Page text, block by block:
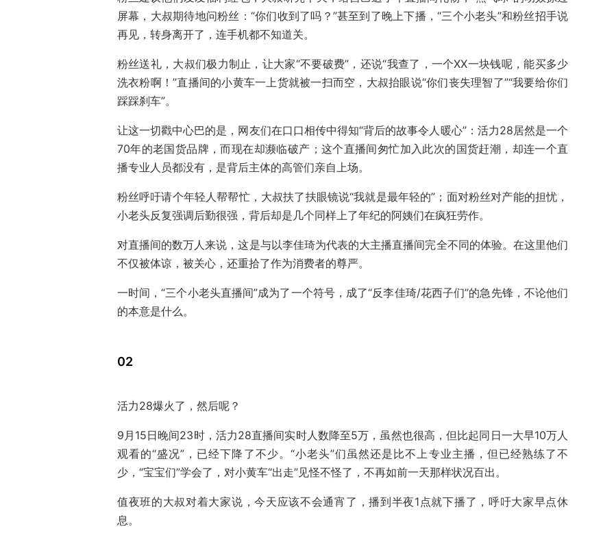
屏幕，大叔期待地问粉丝：“你们收到了吗？”甚至到了晚上下播，“三个小老头”和粉丝招手说
再见，转身离开了，连手机都不知道关。
粉丝送礼，大叔们极力制止，让大家“不要破费”，还说“我查了，一个XX一块钱呢，能买多少
洗衣粉啊！”直播间的小黄车一上货就被一扫而空，大叔抬眼说“你们丧失理智了”“我要给你们
踩踩刹车”。
让这一切戳中心巴的是，网友们在口口相传中得知“背后的故事令人暖心”：活力28居然是一个
70年的老国货品牌，而现在却濒临破产；这个直播间匆忙加入此次的国货赶潮，却连一个直
播专业人员都没有，是背后主体的高管们亲自上场。
粉丝呼吁请个年轻人帮帮忙，大叔扶了扶眼镜说“我就是最年轻的”；面对粉丝对产能的担忧，
小老头反复强调后勤很强，背后却是几个同样上了年纪的阿姨们在疯狂劳作。
对直播间的数万人来说，这是与以李佳琦为代表的大主播直播间完全不同的体验。在这里他们
不仅被体谅，被关心，还重拾了作为消费者的尊严。
一时间，“三个小老头直播间”成为了一个符号，成了“反李佳琦/花西子们”的急先锋，不论他们
的本意是什么。
02
活力28爆火了，然后呢？
9月15日晚间23时，活力28直播间实时人数降至5万，虽然也很高，但比起同日一大早10万人
观看的“盛况”，已经下降了不少。“小老头”们虽然还是比不上专业主播，但已经熟练了不
少，“宝宝们”学会了，对小黄车“出走”见怪不怪了，不再如前一天那样状况百出。
值夜班的大叔对着大家说，今天应该不会通宵了，播到半夜1点就下播了，呼吁大家早点休
息。